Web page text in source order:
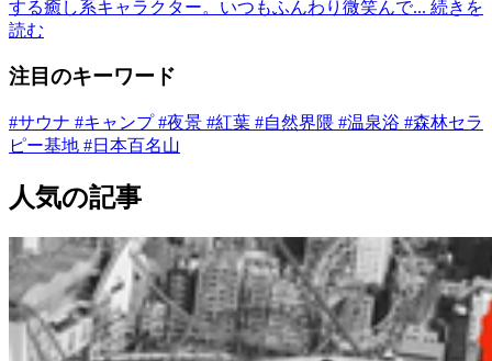
する癒し系キャラクター。いつもふんわり微笑んで... 続きを
読む
注目のキーワード
#サウナ #キャンプ#夜景 #紅葉 #自然界隈 #温泉浴 #森林セラ
ピー基地 #日本百名山
人気の記事